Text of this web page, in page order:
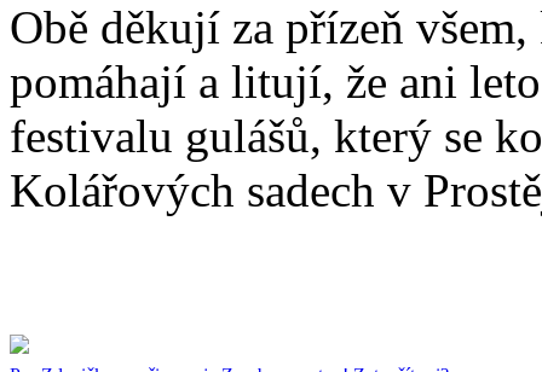
Obě děkují za přízeň
pomáhají a litují, že ani
festivalu gulášů, který se
Kolářových sadech v